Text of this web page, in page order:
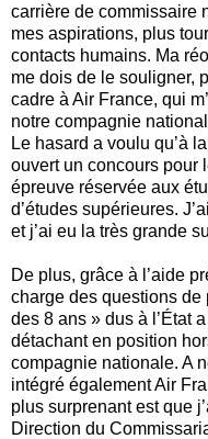
carrière de commissaire
mes aspirations, plus
contacts humains. Ma
me dois de le souligner,
cadre à Air France, qui
notre compagnie
Le hasard a voulu qu’à
ouvert un concours pour
épreuve réservée aux
d’études supérieures.
et j’ai eu la très grande
De plus, grâce à l’aide
charge des questions
des 8 ans » dus à l’État
détachant en position
compagnie nationale. A
intégré également Air
plus surprenant est que
Direction du